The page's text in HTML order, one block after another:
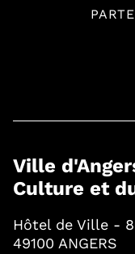
Ville
Culture et
Hôtel de Ville -
49100 ANGERS